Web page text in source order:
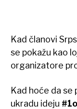
Kad članovi
se pokažu kao
organizatore
Kad hoće da se
ukradu ideju